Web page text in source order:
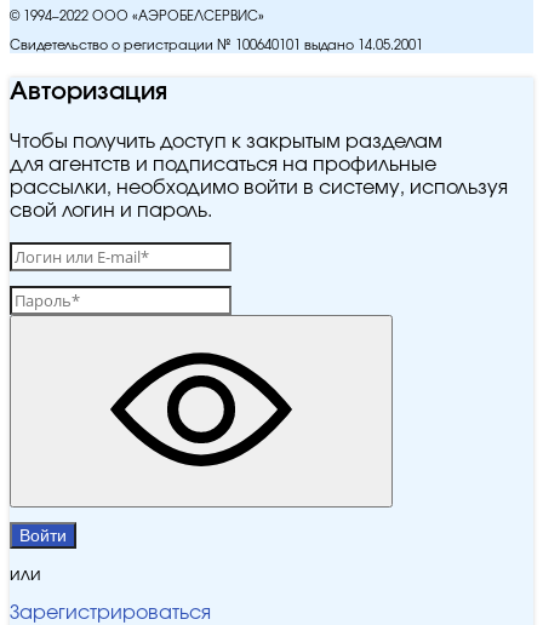
© 1994–2022 ООО «АЭРОБЕЛСЕРВИС»
Свидетельство о регистрации № 100640101 выдано 14.05.2001
Авторизация
Чтобы получить доступ к закрытым разделам
для агентств и подписаться на профильные
рассылки, необходимо войти в систему, используя
свой логин и пароль.
Войти
или
Зарегистрироваться